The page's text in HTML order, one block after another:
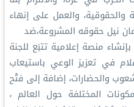
والحقوقية، والعمل على إنهاء
نيل حقوقه المشروعة،ضد
منصة إعلامية تتبَع للجنة
في تعزيز الوعي باستيعاب
والحضارات، إضافة إلى فتْح
المختلفة حول العالم ،